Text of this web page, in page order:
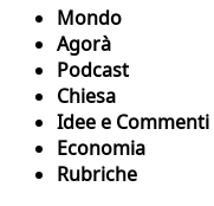
Mondo
Agorà
Podcast
Chiesa
Idee e Commenti
Economia
Rubriche